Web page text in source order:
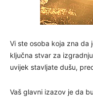
Vi ste osoba koja zna da
ključna stvar za
uvijek stavljate dušu,
Vaš glavni izazov je da